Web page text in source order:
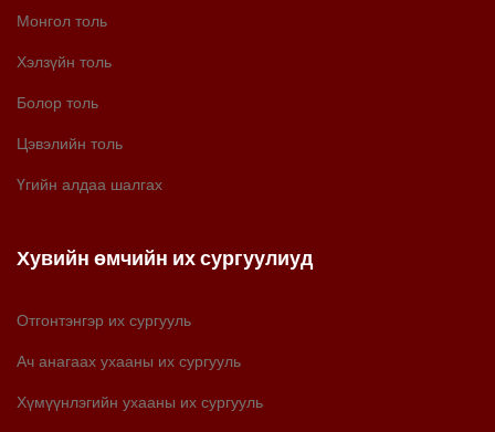
Монгол толь
Хэлзүйн толь
Болор толь
Цэвэлийн толь
Үгийн алдаа шалгах
Хувийн өмчийн их сургуулиуд
Отгонтэнгэр их сургууль
Ач анагаах ухааны их сургууль
Хүмүүнлэгийн ухааны их сургууль